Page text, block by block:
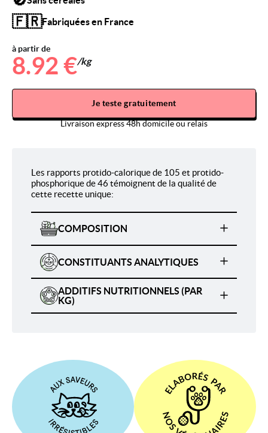
🇫🇷Fabriquées en France
à partir de
8.92 €/kg
Je teste gratuitement
Livraison express 48h domicile ou relais
Les rapports protido-calorique de 105 et protido-
phosphorique de 46 témoignent de la qualité de
cette recette unique:
COMPOSITION
CONSTITUANTS ANALYTIQUES
ADDITIFS NUTRITIONNELS (PAR
KG)